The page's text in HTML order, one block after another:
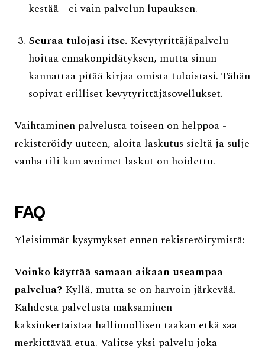
kestää - ei vain palvelun lupauksen.
Seuraa tulojasi itse. Kevytyrittäjäpalvelu
hoitaa ennakonpidätyksen, mutta sinun
kannattaa pitää kirjaa omista tuloistasi. Tähän
sopivat erilliset kevytyrittäjäsovellukset.
Vaihtaminen palvelusta toiseen on helppoa -
rekisteröidy uuteen, aloita laskutus sieltä ja sulje
vanha tili kun avoimet laskut on hoidettu.
FAQ
Yleisimmät kysymykset ennen rekisteröitymistä:
Voinko käyttää samaan aikaan useampaa
palvelua? Kyllä, mutta se on harvoin järkevää.
Kahdesta palvelusta maksaminen
kaksinkertaistaa hallinnollisen taakan etkä saa
merkittävää etua. Valitse yksi palvelu joka